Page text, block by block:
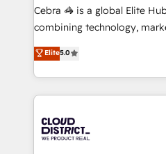
boost with a new HubSpot site Recognized
🏆 HubSpot Platform
Inbound Campaign of the
Award for Best Website 🌟
Cebra 🦓 is a global Elite
combining technology,
expertise across Latin
Europe, with teams across 7
we combine local insight
help businesses grow
500+ HubSpot
end solutions that integrate
Elite5.0